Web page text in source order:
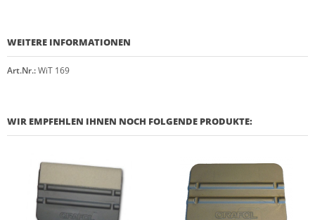
WEITERE INFORMATIONEN
Art.Nr.:WiT 169
WIR EMPFEHLEN IHNEN NOCH FOLGENDE PRODUKTE: